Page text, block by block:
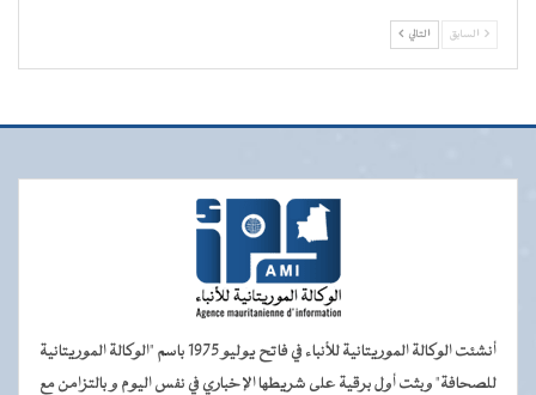
السابق التالي
أنشئت الوكالة الموريتانية للأنباء في فاتح يوليو 1975 باسم "الوكالة الموريتانية
للصحافة" وبثت أول برقية على شريطها الإخباري في نفس اليوم و بالتزامن مع